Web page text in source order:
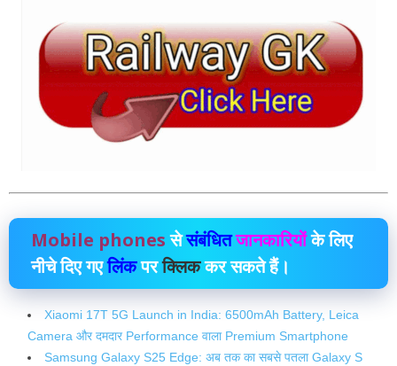
Mobile phonesसेसंबंधितजानकारियोंके लिए
नीचे दिए गएलिंकपरक्लिककर सकते हैं।
Xiaomi 17T 5G Launch in India: 6500mAh Battery, Leica
Camera और दमदार Performance वाला Premium Smartphone
Samsung Galaxy S25 Edge: अब तक का सबसे पतला Galaxy S